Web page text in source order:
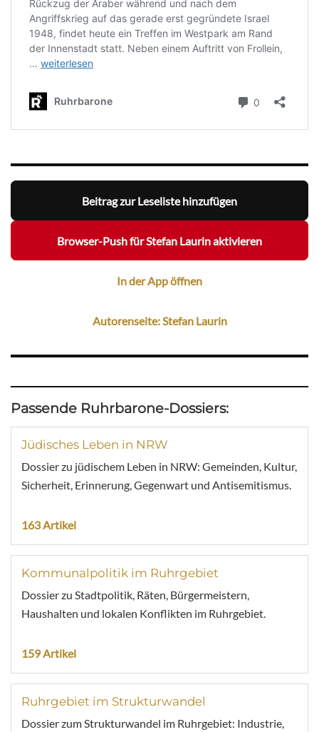
Beitrag zur Leseliste hinzufügen
Browser-Push für Stefan Laurin aktivieren
In der App öffnen
Autorenseite: Stefan Laurin
Passende Ruhrbarone-Dossiers:
Jüdisches Leben in NRW
Dossier zu jüdischem Leben in NRW: Gemeinden, Kultur,
Sicherheit, Erinnerung, Gegenwart und Antisemitismus.
163 Artikel
Kommunalpolitik im Ruhrgebiet
Dossier zu Stadtpolitik, Räten, Bürgermeistern,
Haushalten und lokalen Konflikten im Ruhrgebiet.
159 Artikel
Ruhrgebiet im Strukturwandel
Dossier zum Strukturwandel im Ruhrgebiet: Industrie,